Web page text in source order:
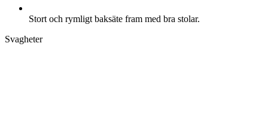
Stort och rymligt baksäte fram med bra stolar.
Svagheter